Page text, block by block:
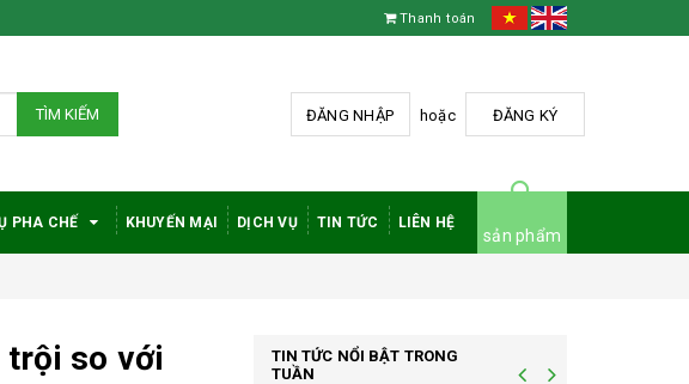
Thanh toán
TÌM KIẾM ĐĂNG NHẬP hoặc ĐĂNG KÝ
PHA CHẾ KHUYẾN MẠI DỊCH VỤ TIN TỨC LIÊN HỆ
sản phẩm
trội so với
TIN TỨC NỔI BẬT TRONG
TUẦN